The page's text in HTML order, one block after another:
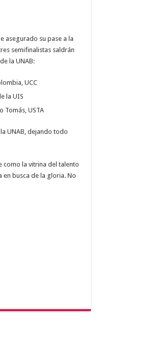
asegurado su pase a la
semifinalistas saldrán
la UNAB:
UCC
la UIS
Tomás, USTA
UNAB, dejando todo
como la vitrina del talento
busca de la gloria. No